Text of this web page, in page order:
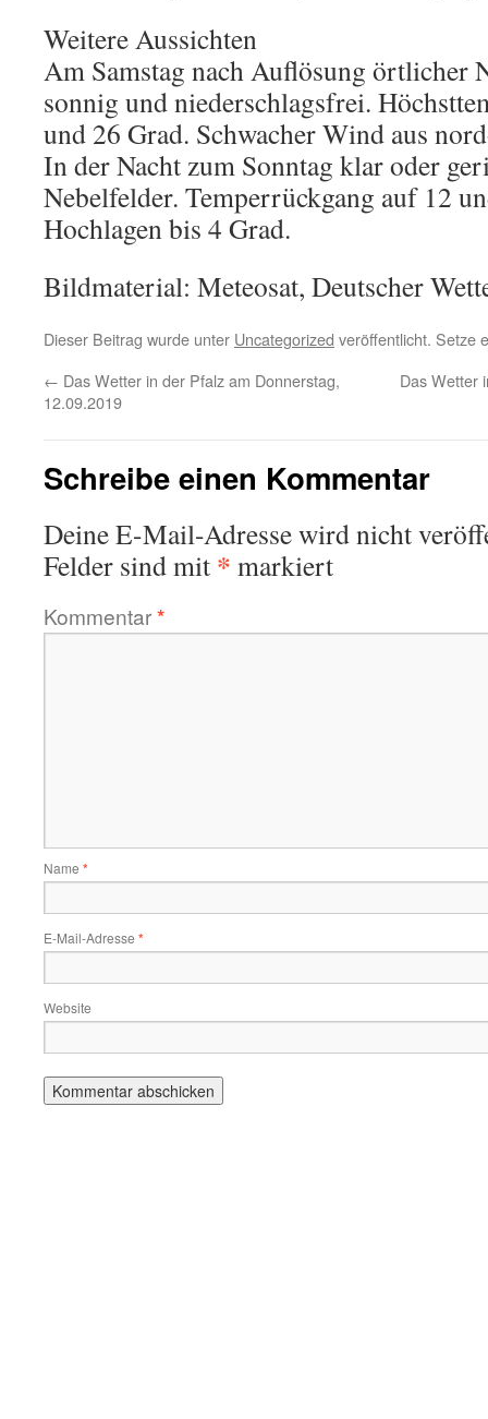
Weitere Aussichten
Am Samstag nach Auflösung örtlicher
sonnig und niederschlagsfrei.
und 26 Grad. Schwacher Wind aus
In der Nacht zum Sonntag klar oder
Nebelfelder. Temperrückgang auf 12
Hochlagen bis 4 Grad.
Bildmaterial: Meteosat, Deutscher
Dieser Beitrag wurde unter Uncategorized veröffentlicht. Setze
← Das Wetter in der Pfalz am Donnerstag,
12.09.2019
Das Wetter
Schreibe einen Kommentar
Deine E-Mail-Adresse wird nicht
Felder sind mit * markiert
Kommentar*
Name *
E-Mail-Adresse *
Website